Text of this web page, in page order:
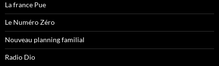
La france Pue
Le Numéro Zéro
Nouveau planning familial
Radio Dio